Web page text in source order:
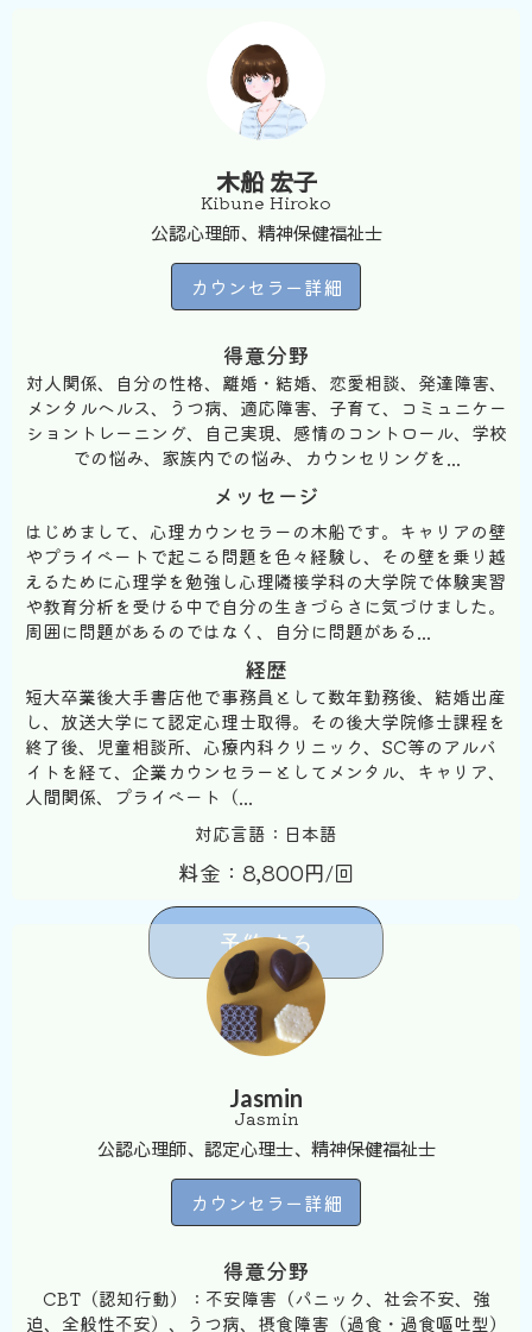
木船 宏子
Kibune Hiroko
公認心理師、精神保健福祉士
カウンセラー詳細
得意分野
対人関係、自分の性格、離婚・結婚、恋愛相談、発達障害、
メンタルヘルス、うつ病、適応障害、子育て、コミュニケー
ショントレーニング、自己実現、感情のコントロール、学校
での悩み、家族内での悩み、カウンセリングを...
メッセージ
はじめまして、心理カウンセラーの木船です。キャリアの壁
やプライベートで起こる問題を色々経験し、その壁を乗り越
えるために心理学を勉強し心理隣接学科の大学院で体験実習
や教育分析を受ける中で自分の生きづらさに気づけました。
周囲に問題があるのではなく、自分に問題がある...
経歴
短大卒業後大手書店他で事務員として数年勤務後、結婚出産
し、放送大学にて認定心理士取得。その後大学院修士課程を
終了後、児童相談所、心療内科クリニック、SC等のアルバ
イトを経て、企業カウンセラーとしてメンタル、キャリア、
人間関係、プライベート（...
対応言語：日本語
料金：8,800円/回
予約する
Jasmin
Jasmin
公認心理師、認定心理士、精神保健福祉士
カウンセラー詳細
得意分野
CBT（認知行動）：不安障害（パニック、社会不安、強
迫、全般性不安）、うつ病、摂食障害（過食・過食嘔吐型）